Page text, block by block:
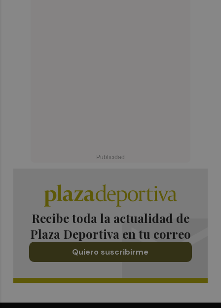
Recibe toda la actualidad de
Plaza Deportiva en tu correo
Quiero suscribirme